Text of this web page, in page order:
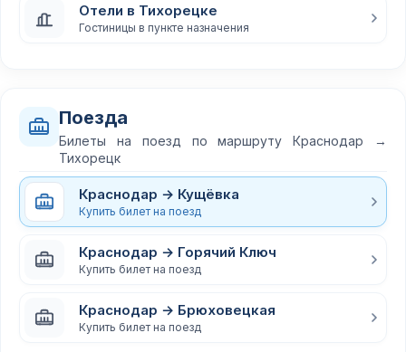
Отели в Тихорецке
Гостиницы в пункте назначения
Поезда
Билеты на поезд по маршруту Краснодар →
Тихорецк
Краснодар → Кущёвка
Купить билет на поезд
Краснодар → Горячий Ключ
Купить билет на поезд
Краснодар → Брюховецкая
Купить билет на поезд